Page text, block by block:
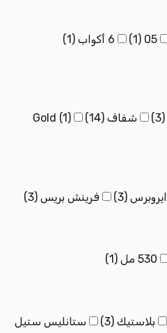
05
(
1
) 6 أكواب (
1
)
(
3
) شفاف (
14
)
Gold (1 )
ايروبرس (
3
) فرينش بريس (
3
)
530 مل (
1
)
بلاستيك (
3
)
ستانليس ستيل